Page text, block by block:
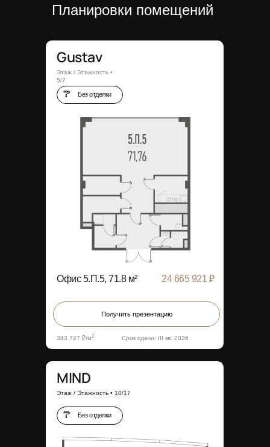
Планировки помещений
Получить презентацию
Без отделки
Срок сдачи: III кв. 2026
343 727 ₽/м2
Этаж / Этажность •
5/7
24 665 921 ₽
Офис 5.П.5, 71.8 м²
Gustav
Без отделки
Этаж / Этажность • 10/17
MIND